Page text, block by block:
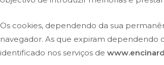
Os cookies, dependendo da sua
navegador. As que expiram dependendo
identificado nos serviços de